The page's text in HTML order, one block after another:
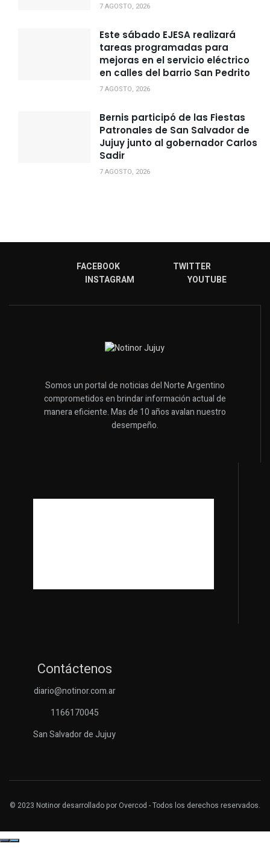
7 AGOSTO, 2026
Este sábado EJESA realizará
tareas programadas para
mejoras en el servicio eléctrico
en calles del barrio San Pedrito
7 AGOSTO, 2026
Bernis participó de las Fiestas
Patronales de San Salvador de
Jujuy junto al gobernador Carlos
Sadir
7 AGOSTO, 2026
FACEBOOK
TWITTER
INSTAGRAM
YOUTUBE
Somos un portal de noticias del Norte Argentino
comprometidos en brindar información actual de
manera eficiente. Mas de 10 años avalan nuestro
desempeño.
Contáctenos
diario@notinor.com.ar
1166170045
San Salvador de Jujuy
© 2023 Notinor desarrollado por Overcod - Todos los derechos reservados.